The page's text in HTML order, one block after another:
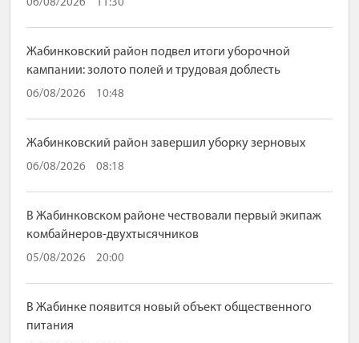
06/08/2026 11:30
Жабинковский район подвел итоги уборочной
кампании: золото полей и трудовая доблесть
06/08/2026 10:48
Жабинковский район завершил уборку зерновых
06/08/2026 08:18
В Жабинковском районе чествовали первый экипаж
комбайнеров-двухтысячников
05/08/2026 20:00
В Жабинке появится новый объект общественного
питания